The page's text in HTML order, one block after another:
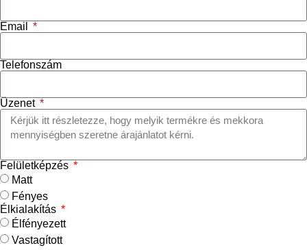
Email
Telefonszám
Üzenet
Felületképzés
Matt
Fényes
Élkialakítás
Élfényezett
Vastagított